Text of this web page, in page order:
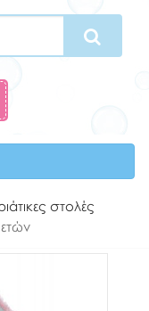
navigation
στολές